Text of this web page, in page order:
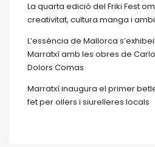
La quarta edició del Friki Fest
creativitat, cultura manga i
L’essència de Mallorca
Marratxí amb les obres de
Dolors Comas
Marratxí inaugura el primer
fet per ollers i siurelleres locals